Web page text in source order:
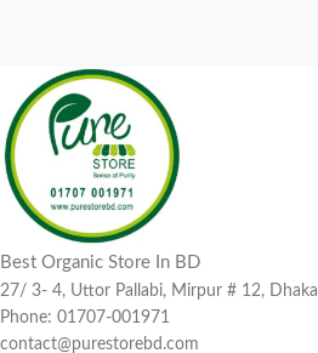
Best Organic Store In BD
27/ 3- 4, Uttor Pallabi, Mirpur # 12, Dhaka
Phone: 01707-001971
contact@purestorebd.com